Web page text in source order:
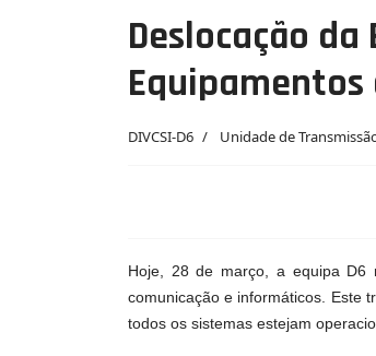
Deslocação
DIVCSI-D6 Unidade de
Hoje, 28 de março, a equipa D6
comunicação e informáticos. Este
todos os sistemas estejam